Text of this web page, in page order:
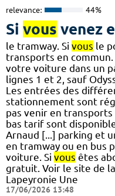
relevance: 44%
Si vous venez
le tramway. Si vous le
transports en
votre voiture dans un
lignes 1 et 2, sauf
Les entrées des
stationnement sont
pas venir en transports
bas tarif sont
Arnaud [...] parking et
en tramway ou en bus
voiture. Si vous êtes
gratuit. Voir le site de
Lapeyronie Une
17/06/2026 13:48